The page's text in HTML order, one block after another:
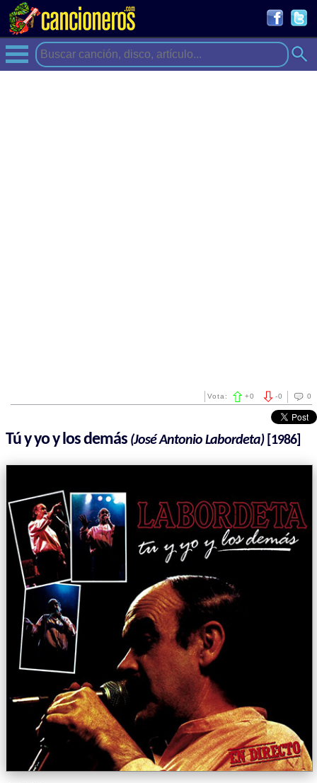
0
-0
Vota: +0
Tú y yo y los demás (José Antonio Labordeta)[1986]